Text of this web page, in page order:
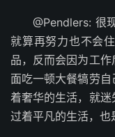
@Pendlers: 很
就算再努力也不会
品，反而会因为工
面吃一顿大餐犒劳
着奢华的生活，就迷
过着平凡的生活，也